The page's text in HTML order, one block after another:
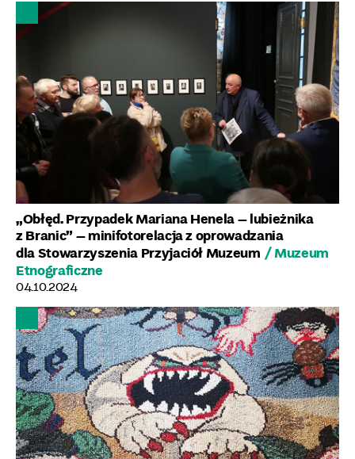
„Obłęd. Przypadek Mariana Henela – lubieżnika
z Branic” – minifotorelacja z oprowadzania
dla Stowarzyszenia Przyjaciół Muzeum / Muzeum
Etnograficzne
04.10.2024